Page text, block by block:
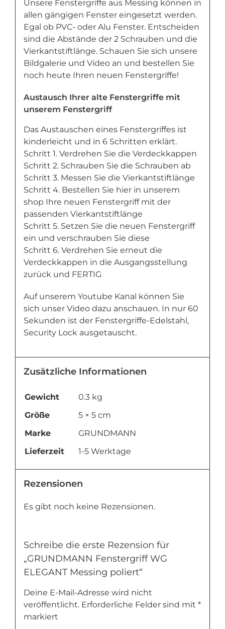
Unsere Fenstergriffe aus Messing können in
allen gängigen Fenster eingesetzt werden.
Egal ob PVC- oder Alu Fenster. Entscheiden
sind die Abstände der 2 Schrauben und die
Vierkantstiftlänge. Schauen Sie sich unsere
Bildgalerie und Video an und bestellen Sie
noch heute Ihren neuen Fenstergriffe!
Austausch Ihrer alte Fenstergriffe mit
unserem Fenstergriff
Das Austauschen eines Fenstergriffes ist
kinderleicht und in 6 Schritten erklärt.
Schritt 1. Verdrehen Sie die Verdeckkappen
Schritt 2. Schrauben Sie die Schrauben ab
Schritt 3. Messen Sie die Vierkantstiftlänge
Schritt 4. Bestellen Sie hier in unserem
shop Ihre neuen Fenstergriff mit der
passenden Vierkantstiftlänge
Schritt 5. Setzen Sie die neuen Fenstergriff
ein und verschrauben Sie diese
Schritt 6. Verdrehen Sie erneut die
Verdeckkappen in die Ausgangsstellung
zurück und FERTIG
Auf unserem Youtube Kanal können Sie
sich unser Video dazu anschauen. In nur 60
Sekunden ist der Fenstergriffe-Edelstahl,
Security Lock ausgetauscht.
Zusätzliche Informationen
Gewicht
0.3 kg
Größe
5 × 5 cm
Marke
GRUNDMANN
Lieferzeit
1-5 Werktage
Rezensionen
Es gibt noch keine Rezensionen.
Schreibe die erste Rezension für
„GRUNDMANN Fenstergriff WG
ELEGANT Messing poliert“
Deine E-Mail-Adresse wird nicht
veröffentlicht. Erforderliche Felder sind mit *
markiert